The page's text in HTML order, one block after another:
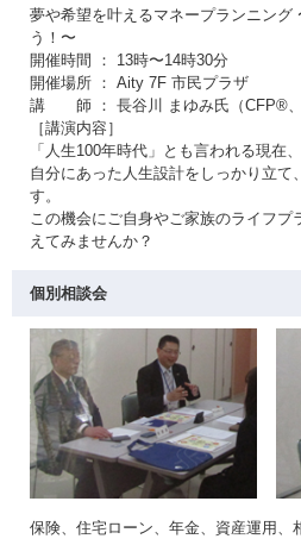
夢や希望を叶えるマネープランニング
う！〜
開催時間 ： 13時〜14時30分
開催場所 ： Aity 7F 市民プラザ
講 師 ： 長谷川 まゆみ氏（CFP®、
［講演内容］
「人生100年時代」とも言われる現在
自分にあった人生設計をしっかり立て
す。
この機会にご自身やご家族のライフ
えてみませんか？
個別相談会
保険、住宅ローン、年金、資産運用、